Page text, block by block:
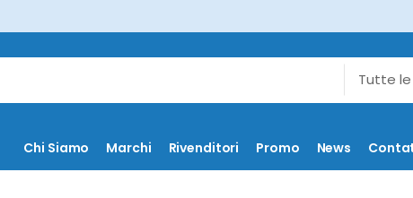
Chi Siamo Marchi Rivenditori Promo News